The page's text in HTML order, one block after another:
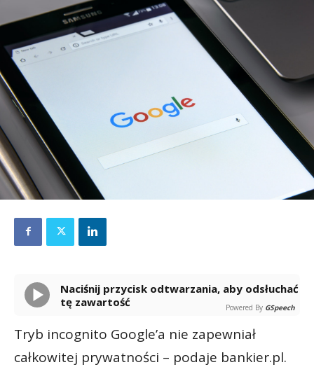
Naciśnij przycisk odtwarzania, aby odsłuchać
tę zawartość
Powered By GSpeech
Tryb incognito Google’a nie zapewniał
całkowitej prywatności – podaje bankier.pl.